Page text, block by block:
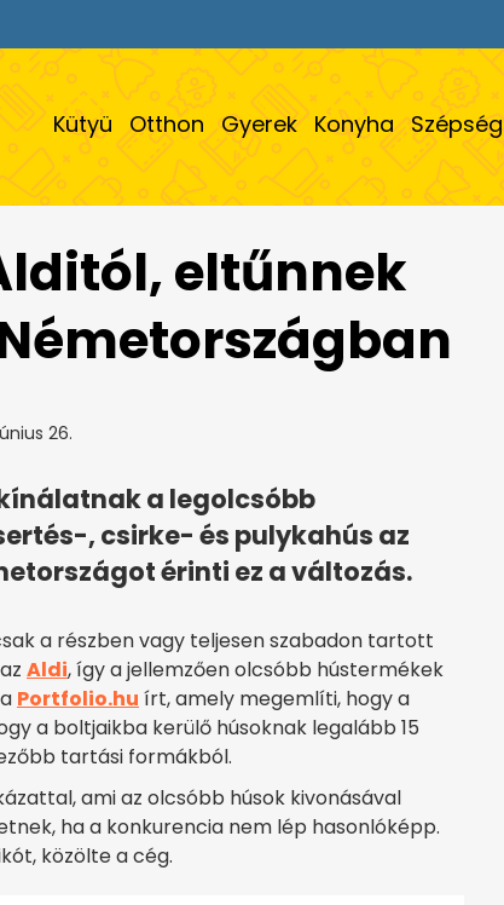
Kütyü Otthon Gyerek Konyha Szépség
eltűnnek
26.
a legolcsóbb
, csirke- és pulykahús az
érinti ez a változás.
a részben vagy teljesen szabadon tartott
Aldi, így a jellemzően olcsóbb hústermékek
Portfolio.hu írt, amely megemlíti, hogy a
a boltjaikba kerülő húsoknak legalább 15
tartási formákból.
ami az olcsóbb húsok kivonásával
ha a konkurencia nem lép hasonlóképp.
közölte a cég.